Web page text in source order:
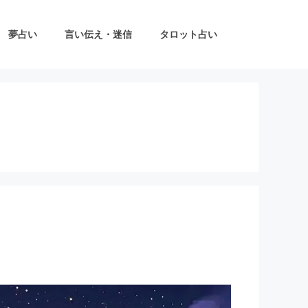
夢占い 言い伝え・迷信 タロット占い